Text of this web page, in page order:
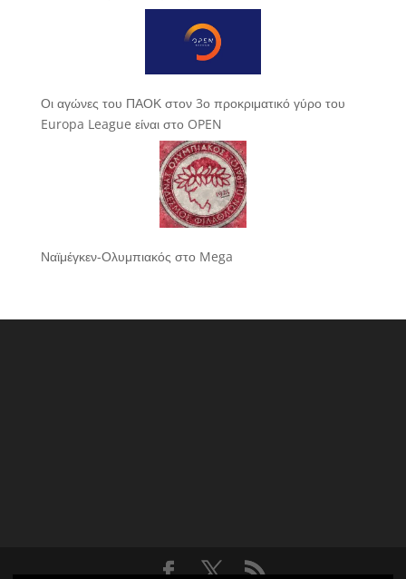
Οι αγώνες του ΠΑΟΚ στον 3ο προκριματικό γύρο του
Europa League είναι στο OPEN
Ναϊμέγκεν-Ολυμπιακός στο Mega